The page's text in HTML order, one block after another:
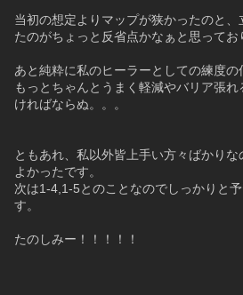
当初の想定よりマップが狭かったのと
たのがちょっと反省点かなぁと思ってお
あと純粋に私のヒーラーとしての練度の
もっとちゃんとうまく軽減やバリア張
ければならぬ。。。
ともあれ、私以外皆上手い方々ばかり
よかったです。
次は1-4,1-5とのことなのでしっかりと
す。
たのしみー！！！！！